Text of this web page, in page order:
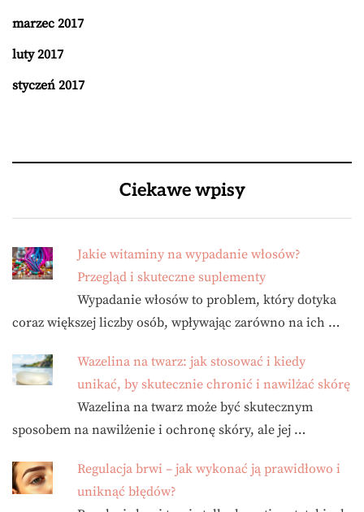
marzec 2017
luty 2017
styczeń 2017
Ciekawe wpisy
Jakie witaminy na wypadanie włosów?
Przegląd i skuteczne suplementy
Wypadanie włosów to problem, który dotyka
coraz większej liczby osób, wpływając zarówno na ich …
Wazelina na twarz: jak stosować i kiedy
unikać, by skutecznie chronić i nawilżać skórę
Wazelina na twarz może być skutecznym
sposobem na nawilżenie i ochronę skóry, ale jej …
Regulacja brwi – jak wykonać ją prawidłowo i
uniknąć błędów?